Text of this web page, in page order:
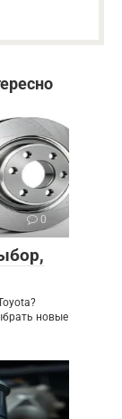
0
новые